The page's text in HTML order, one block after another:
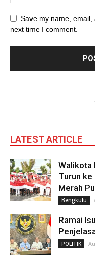
Save my name,
next time I comment.
LATEST ARTICLE
Walikota
Turun
Merah
Bengkulu
Ramai
POLITIK